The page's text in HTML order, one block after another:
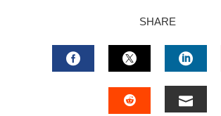
SHARE
FACEBOOKTWITTER